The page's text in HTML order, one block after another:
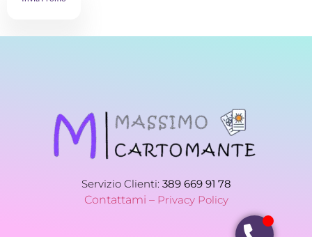
Servizio Clienti: 389 669 91 78
Contattami – Privacy Policy